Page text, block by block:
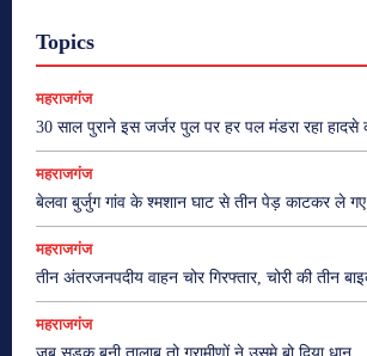
Topics
महराजगंज
30 साल पुराने इस जर्जर पुल पर हर पल मंडरा रहा हादसे
महराजगंज
बेलवा बुर्जुग गांव के श्मशान घाट से तीन पेड़ काटकर ले गए
महराजगंज
तीन अंतरजनपदीय वाहन चोर गिरफ्तार, चोरी की तीन
महराजगंज